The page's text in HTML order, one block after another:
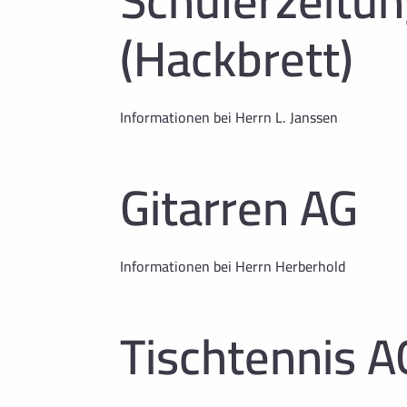
(Hackbrett)
Informationen bei Herrn L. Janssen
Gitarren AG
Informationen bei Herrn Herberhold
Tischtennis